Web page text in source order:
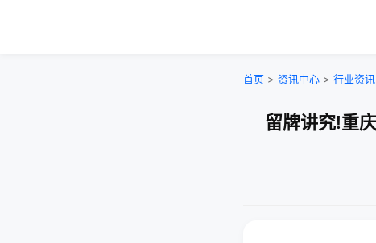
首页 > 资讯中心 > 行业资讯
留牌讲究!重